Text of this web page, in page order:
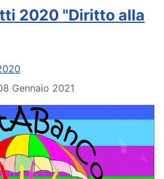
2020 "Diritto alla
Gennaio 2021